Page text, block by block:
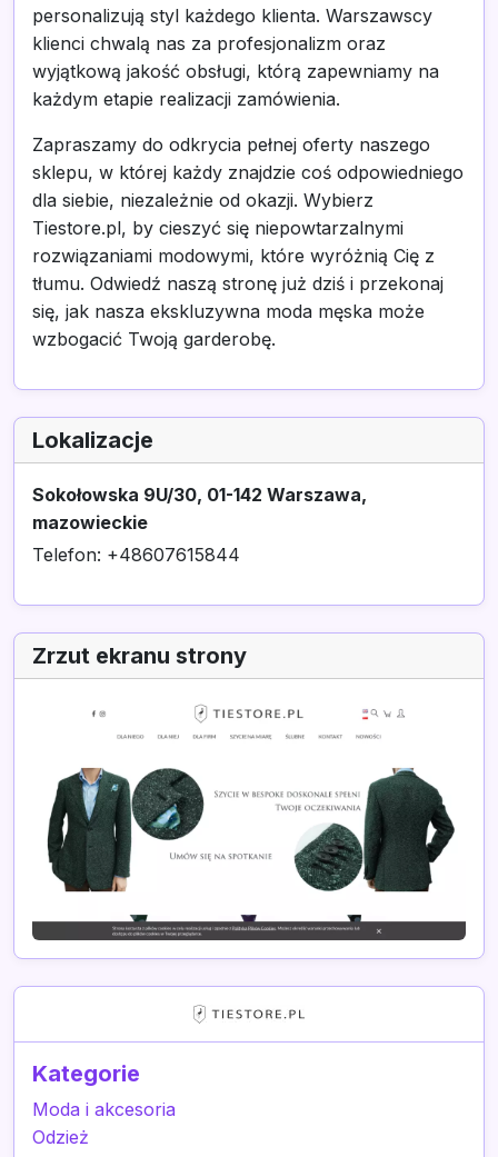
personalizują styl każdego klienta. Warszawscy
klienci chwalą nas za profesjonalizm oraz
wyjątkową jakość obsługi, którą zapewniamy na
każdym etapie realizacji zamówienia.
Zapraszamy do odkrycia pełnej oferty naszego
sklepu, w której każdy znajdzie coś odpowiedniego
dla siebie, niezależnie od okazji. Wybierz
Tiestore.pl, by cieszyć się niepowtarzalnymi
rozwiązaniami modowymi, które wyróżnią Cię z
tłumu. Odwiedź naszą stronę już dziś i przekonaj
się, jak nasza ekskluzywna moda męska może
wzbogacić Twoją garderobę.
Lokalizacje
Sokołowska 9U/30, 01-142 Warszawa,
mazowieckie
Telefon: +48607615844
Zrzut ekranu strony
Kategorie
Moda i akcesoria
Odzież